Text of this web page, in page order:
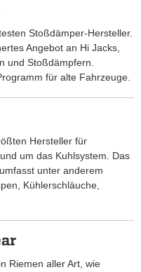
Stoßdämper-Hersteller.
Angebot an Hi Jacks,
und Stoßdämpfern.
für alte Fahrzeuge.
Hersteller für
um das Kuhlsystem. Das
unter anderem
Kühlerschläuche,
Riemen aller Art, wie